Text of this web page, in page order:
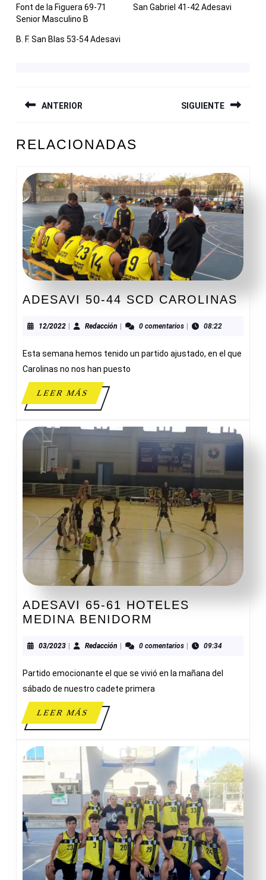
Font de la Figuera 69-71
Senior Masculino B
San Gabriel 41-42 Adesavi
B. F. San Blas 53-54 Adesavi
DE
ANTERIOR
anterior:
SIGUIENTE
entrada:
RELACIONADAS
ADESAVI 50-44 SCD CAROLINAS
12/202212/2022
| Redacción Redacción
| 0 comentarios | 08:22
Esta semana hemos tenido un partido ajustado, en el que
Carolinas no nos han puesto
LEER MÁSLEER
MÁS
ADESAVI 65-61 HOTELES
MEDINA BENIDORM
61
MEDINA
BENIDORM
03/202303/2023
| Redacción Redacción
| 0 comentarios | 09:34
Partido emocionante el que se vivió en la mañana del
sábado de nuestro cadete primera
LEER MÁSLEER
MÁS